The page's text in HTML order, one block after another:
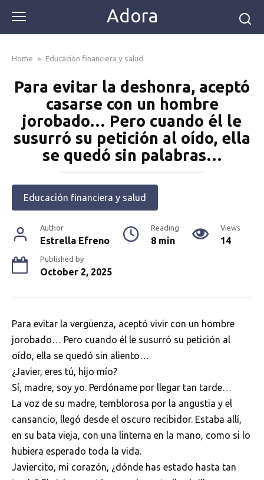
content
Adora
Home » Educación financiera y salud
Para evitar la deshonra, aceptó
casarse con un hombre
jorobado… Pero cuando él le
susurró su petición al oído, ella
se quedó sin palabras…
Educación financiera y salud
Author
Estrella Efreno
Reading
8 min
Views
14
Published by
October 2, 2025
Para evitar la vergüenza, aceptó vivir con un hombre
jorobado… Pero cuando él le susurró su petición al
oído, ella se quedó sin aliento…
¿Javier, eres tú, hijo mío?
Sí, madre, soy yo. Perdóname por llegar tan tarde…
La voz de su madre, temblorosa por la angustia y el
cansancio, llegó desde el oscuro recibidor. Estaba allí,
en su bata vieja, con una linterna en la mano, como si lo
hubiera esperado toda la vida.
Javiercito, mi corazón, ¿dónde has estado hasta tan